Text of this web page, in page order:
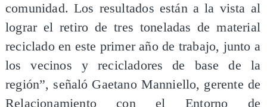
comunidad. Los resultados están a la vista al
lograr el retiro de tres toneladas de material
reciclado en este primer año de trabajo, junto a
los vecinos y recicladores de base de la
región”, señaló Gaetano Manniello, gerente de
Relacionamiento con el Entorno de